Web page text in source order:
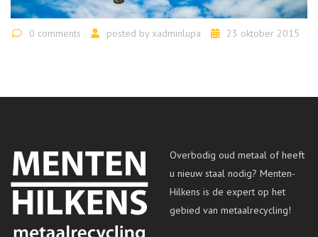
0 comments posted by xadminlupa 23 oktober 2015
Overbodig oud metaal of heeft
u nieuw staal nodig? Menten-
Hilkens is de expert op het
gebied van metaalrecycling!